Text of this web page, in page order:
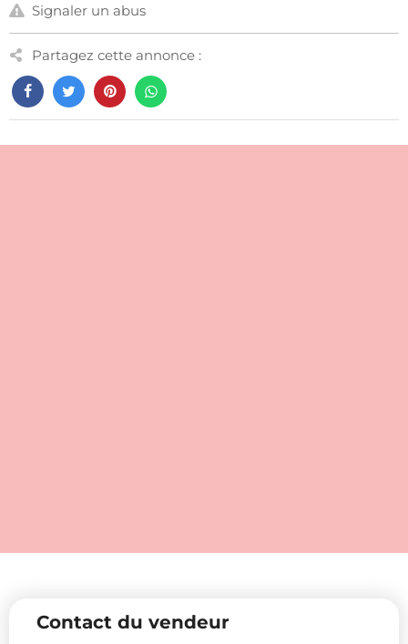
Signaler un abus
Partagez cette annonce :
Contact du vendeur